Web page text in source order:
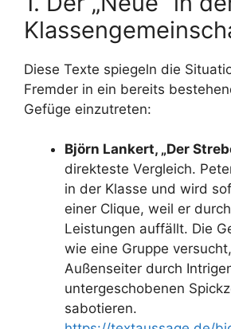
Diese Texte spiegeln die
Fremder in ein bereits
Gefüge einzutreten:
Björn Lankert, „Der
direkteste Vergleich.
in der Klasse und wird
einer Clique, weil er
Leistungen auffällt. Die
wie eine Gruppe
Außenseiter durch
untergeschobenen
sabotieren.